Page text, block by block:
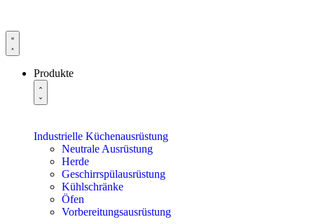
Produkte
Industrielle Küchenausrüstung
Neutrale Ausrüstung
Herde
Geschirrspülausrüstung
Kühlschränke
Öfen
Vorbereitungsausrüstung